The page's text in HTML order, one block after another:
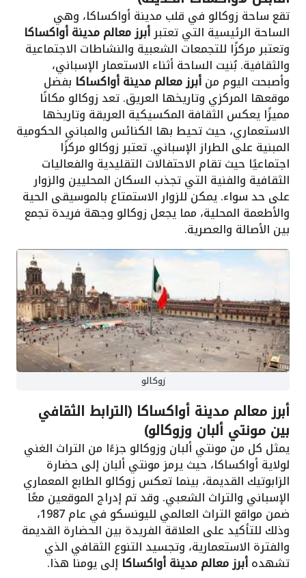
تقع ساحة زوكالو في قلب مدينة أواكساكا، وهي
الساحة الرئيسية التي تعتبرأبرز معالم مدينة أواكساكا
وتعتبر مركزًا للتجمعات الشعبية والنشاطات الاجتماعية
والثقافية. بُنيت الساحة أثناء الاستعمار الإسباني،
وأصبحت اليوم منأبرز معالم مدينة أواكساكا بفضل
موقعها المركزي وتاريخها العريق. تعد زوكالو مكانًا
مميزًا يعكس الثقافة المكسيكية العريقة وتاريخها
الاستعماري، حيث تحيط بها الكنائس والمباني الحكومية
المبنية على الطراز الإسباني. تعتبر زوكالو مركزًا
اجتماعيًا حيث تقام الاحتفالات التقليدية والفعاليات
الثقافية والفنية التي تجذب السكان المحليين والزوار
على حد سواء. يمكن للزوار الاستمتاع بالموسيقى الحية
والأطعمة المحلية، مما يجعل زوكالو وجهة فريدة تجمع
بين الأصالة والعصرية.
زوكالو
أبرز معالم مدينة أواكساكا (الترابط الثقافي
بين مونتي ألبان وزوكالو)
يمثل كل من مونتي ألبان وزوكالو جزءًا من التراث الغني
لولاية أواكساكا، حيث يرمز مونتي ألبان إلى حضارة
الزابوتيك القديمة، بينما تعكس زوكالو الطابع المعماري
الإسباني والتراث الشعبي. وقد تم إدراج الموقعين معًا
ضمن مواقع التراث العالمي لليونسكو في عام 1987،
وذلك للتأكيد على العلاقة الفريدة بين الحضارة القديمة
والفترة الاستعمارية، وتجسيد التنوع الثقافي الذي
تشهدهأبرز معالم مدينة أواكساكا إلى يومنا هذا.